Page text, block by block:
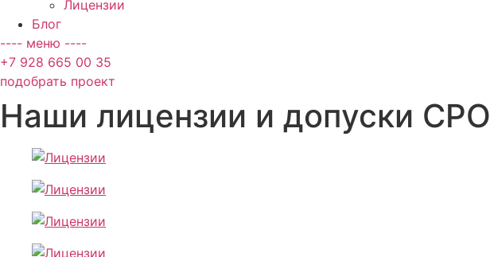
Лицензии
Блог
---- меню ----
+7 928 665 00 35
подобрать проект
Наши лицензии и допуски СРО